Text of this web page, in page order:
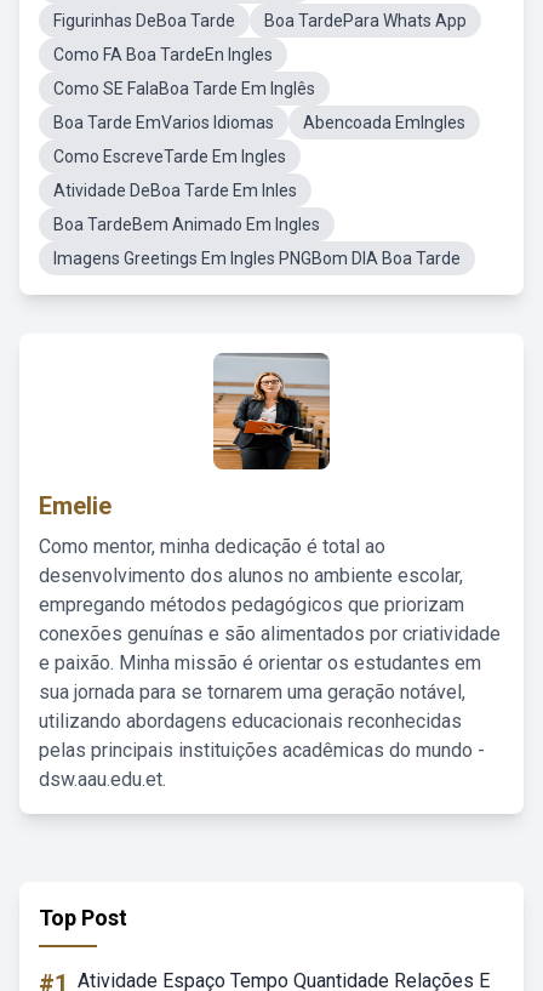
Figurinhas DeBoa Tarde
Boa TardePara Whats App
Como FA Boa TardeEn Ingles
Como SE FalaBoa Tarde Em Inglês
Boa Tarde EmVarios Idiomas
Abencoada EmIngles
Como EscreveTarde Em Ingles
Atividade DeBoa Tarde Em Inles
Boa TardeBem Animado Em Ingles
Imagens Greetings Em Ingles PNGBom DIA Boa Tarde
Emelie
Como mentor, minha dedicação é total ao
desenvolvimento dos alunos no ambiente escolar,
empregando métodos pedagógicos que priorizam
conexões genuínas e são alimentados por criatividade
e paixão. Minha missão é orientar os estudantes em
sua jornada para se tornarem uma geração notável,
utilizando abordagens educacionais reconhecidas
pelas principais instituições acadêmicas do mundo -
dsw.aau.edu.et.
Top Post
#1 Atividade Espaço Tempo Quantidade Relações E